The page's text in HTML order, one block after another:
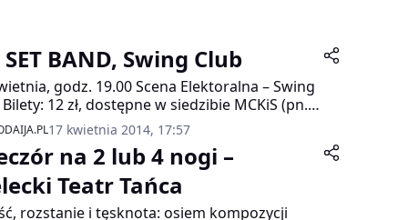
SET BAND, Swing Club
godz. 19.00 Scena Elektoralna – Swing
12 zł, dostępne w siedzibie MCKiS (pn.-
11.00-19.00). Informacje: 22 586 42 59,
380
17 kwietnia 2014, 17:57
na 2 lub 4 nogi –
Teatr Tańca
rozstanie i tęsknota: osiem kompozycji